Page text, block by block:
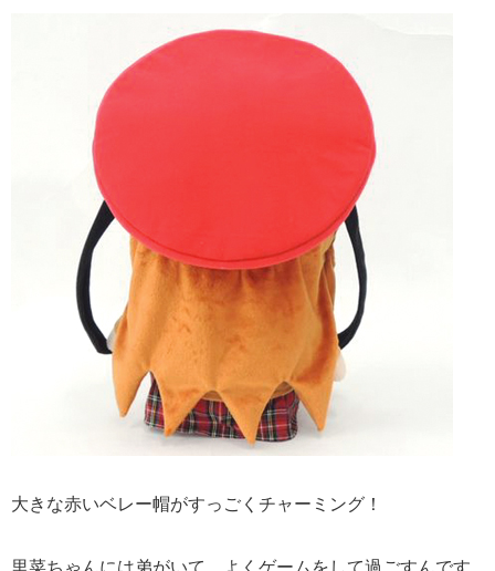
大きな赤いベレー帽がすっごくチャーミング！